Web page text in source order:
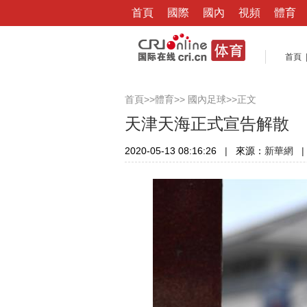
首頁 國際 國內 視頻 體育
首頁
首頁>>體育>> 國內足球>>正文
天津天海正式宣告解散
2020-05-13 08:16:26 | 來源： 新華網 |